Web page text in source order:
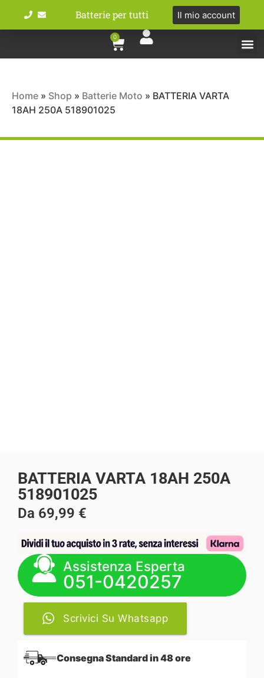
Batterie per tutti Il mio account
0
Home » Shop » Batterie Moto » BATTERIA VARTA
18AH 250A 518901025
BATTERIA VARTA 18AH 250A
518901025
Da 69,99 €
Assistenza Esperta
051-0420257
Scrivici Su Whatsapp
Consegna Standard in 48 ore